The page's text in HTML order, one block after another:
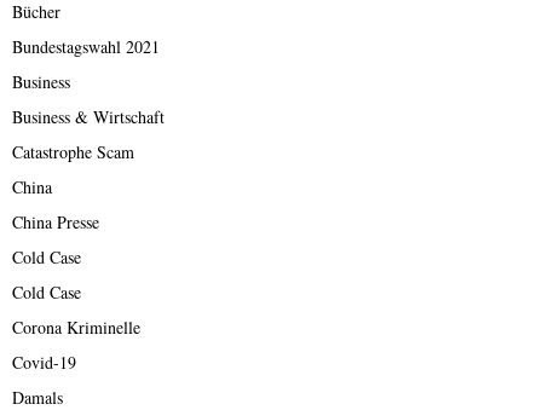
Bücher
Bundestagswahl 2021
Business
Business & Wirtschaft
Catastrophe Scam
China
China Presse
Cold Case
Cold Case
Corona Kriminelle
Covid-19
Damals